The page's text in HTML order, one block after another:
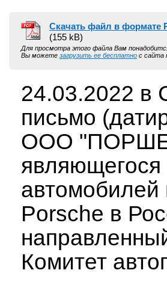
Скачать файл в формате
(155 kB)
Для просмотра этого файла Вам
Вы можете загрузить ее бесплатно с сайта
24.03.2022 в
письмо
ООО
автомобилей
Porsche в
Комитет